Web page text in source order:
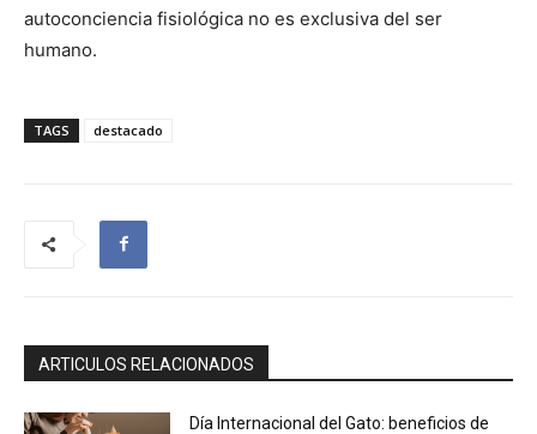
autoconciencia fisiológica no es exclusiva del ser
humano.
TAGS destacado
ARTICULOS RELACIONADOS
Día Internacional del Gato: beneficios de